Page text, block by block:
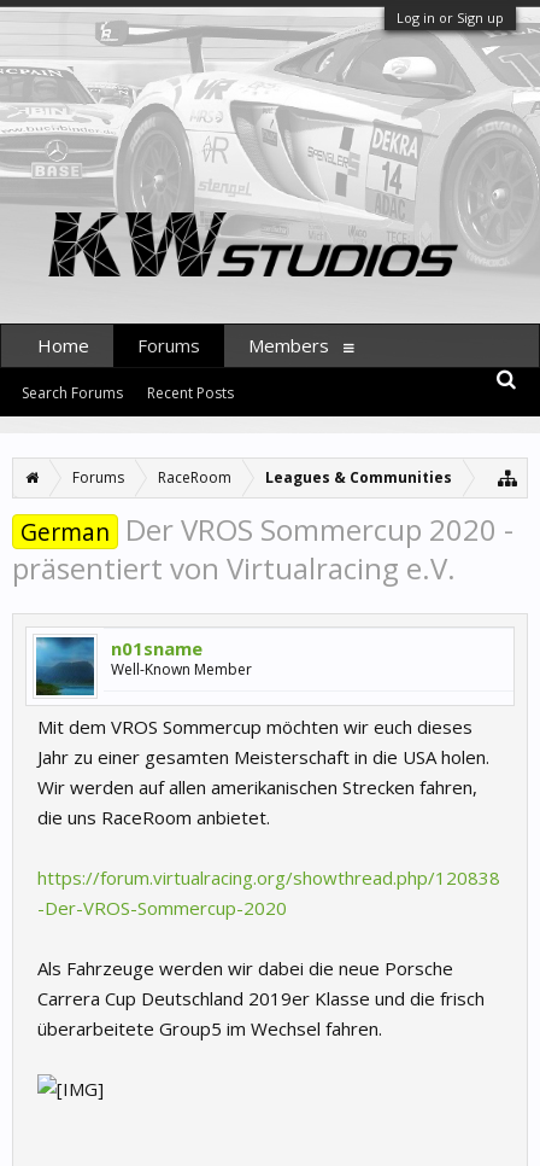
Log in or Sign up
Forums RaceRoom Leagues & Communities
German Der VROS Sommercup 2020 -
präsentiert von Virtualracing e.V.
n01sname
Well-Known Member
Mit dem VROS Sommercup möchten wir euch dieses
Jahr zu einer gesamten Meisterschaft in die USA holen.
Wir werden auf allen amerikanischen Strecken fahren,
die uns RaceRoom anbietet.
https://forum.virtualracing.org/showthread.php/120838
-Der-VROS-Sommercup-2020
Als Fahrzeuge werden wir dabei die neue Porsche
Carrera Cup Deutschland 2019er Klasse und die frisch
überarbeitete Group5 im Wechsel fahren.
Home Forums
Search Forums Recent Posts
Members